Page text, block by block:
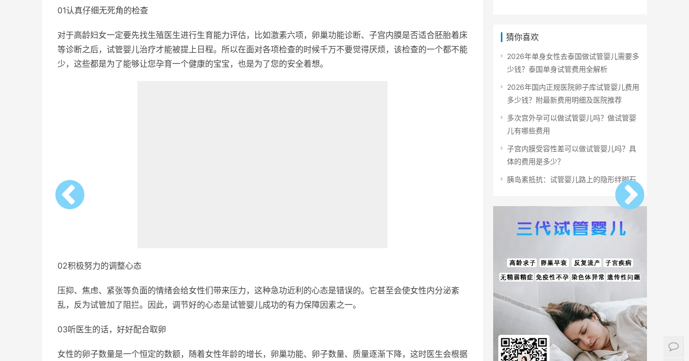
01认真仔细无死角的检查
对于高龄妇女一定要先找生殖医生进行生育能力评估，比如激素六项，卵巢功能诊断、子宫内膜是否适合胚胎着床
等诊断之后，试管婴儿治疗才能被提上日程。所以在面对各项检查的时候千万不要觉得厌烦，该检查的一个都不能
少，这些都是为了能够让您孕育一个健康的宝宝，也是为了您的安全着想。
02积极努力的调整心态
压抑、焦虑、紧张等负面的情绪会给女性们带来压力，这种急功近利的心态是错误的。它甚至会使女性内分泌紊
乱，反为试管加了阻拦。因此，调节好的心态是试管婴儿成功的有力保障因素之一。
03听医生的话，好好配合取卵
女性的卵子数量是一个恒定的数额，随着女性年龄的增长，卵巢功能、卵子数量、质量逐渐下降，这时医生会根据
猜你喜欢
2026年单身女性去泰国做试管婴儿需要多
少钱？泰国单身试管费用全解析
2026年国内正规医院卵子库试管婴儿费用
多少钱？附最新费用明细及医院推荐
多次宫外孕可以做试管婴儿吗？做试管婴
儿有哪些费用
子宫内膜受容性差可以做试管婴儿吗？具
体的费用是多少？
胰岛素抵抗：试管婴儿路上的隐形绊脚石